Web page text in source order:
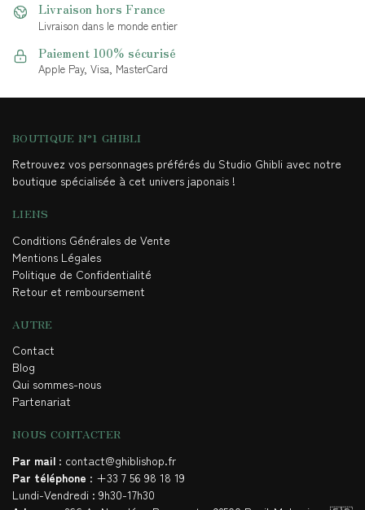
Livraison hors France
Livraison dans le monde entier
Paiement 100% sécurisé
Apple Pay, Visa, MasterCard
BOUTIQUE N°1 GHIBLI
Retrouvez vos personnages préférés du Studio Ghibli avec notre
boutique spécialisée à cet univers japonais !
LIENS
Conditions Générales de Vente
Mentions Légales
Politique de Confidentialité
Retour et remboursement
AUTRE
Contact
Blog
Qui sommes-nous
Partenariat
NOUS CONTACTER
Par mail : contact@ghiblishop.fr
Par téléphone : +33 7 56 98 18 19
Lundi-Vendredi : 9h30-17h30